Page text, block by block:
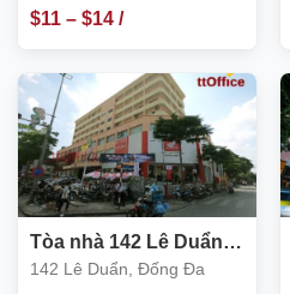
$11– $14/
m2
Tòa nhà 142 Lê Duẩn,
Đống Đa
142 Lê Duẩn, Đống Đa